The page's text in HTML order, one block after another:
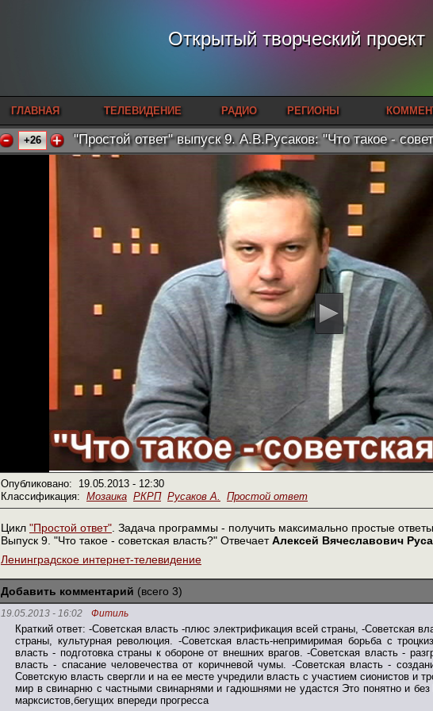
Открытый творческий проект
ГЛАВНАЯ ТЕЛЕВИДЕНИЕ РАДИО РЕГИОНЫ
+26 "Простой ответ" выпуск 9. А.В.Русаков: "Что такое -
Опубликовано: 19.05.2013 - 12:30
Классификация: Мозаика РКРП Русаков А. Простой ответ
Цикл "Простой ответ" . Задача программы - получить максимально простые
Выпуск 9. "Что такое - советская власть?" ОтвечаетАлексей Вячеславович
Ленинградское интернет-телевидение
Добавить комментарий (всего 3)
19.05.2013 - 16:02 Фитиль
Краткий ответ: -Советская власть -плюс электрификация всей страны, -Советская
страны, культурная революция. -Советская власть-непримиримая борьба с
власть - подготовка страны к обороне от внешних врагов. -Советская власть -
власть - спасание человечества от коричневой чумы. -Советская власть -
Советскую власть свергли и на ее месте учредили власть с участием сионистов и
мир в свинарню с частными свинарнями и гадюшнями не удастся Это понятно и
марксистов,бегущих впереди прогресса